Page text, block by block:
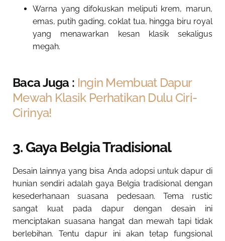
Warna yang difokuskan meliputi krem, marun,
emas, putih gading, coklat tua, hingga biru royal
yang menawarkan kesan klasik sekaligus
megah.
Baca Juga : Ingin Membuat Dapur
Mewah Klasik Perhatikan Dulu Ciri-
Cirinya!
3. Gaya Belgia Tradisional
Desain lainnya yang bisa Anda adopsi untuk dapur di
hunian sendiri adalah gaya Belgia tradisional dengan
kesederhanaan suasana pedesaan. Tema rustic
sangat kuat pada dapur dengan desain ini
menciptakan suasana hangat dan mewah tapi tidak
berlebihan. Tentu dapur ini akan tetap fungsional